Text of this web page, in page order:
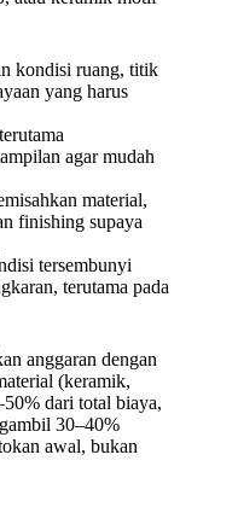
kondisi ruang, titik
yang harus
agar mudah
material,
finishing supaya
tersembunyi
terutama pada
anggaran dengan
(keramik,
dari total biaya,
30–40%
awal, bukan